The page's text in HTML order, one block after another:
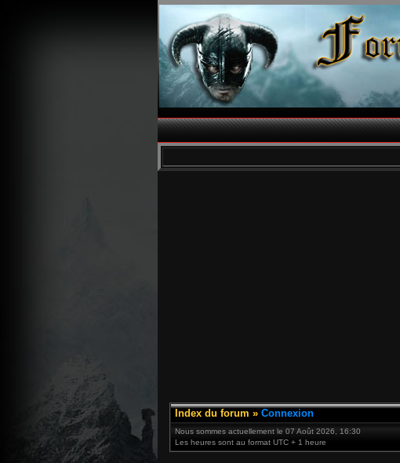
Index du forum » Connexion
Nous sommes actuellement le 07 Août 2026, 16:30
Les heures sont au format UTC + 1 heure